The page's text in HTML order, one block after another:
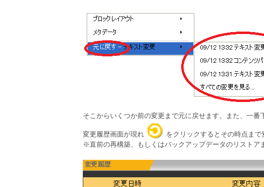
そこからいくつか前の変更まで元に戻せます。また、一
変更履歴画面が現れ
をクリックするとその時点まで
※直前の再構築、もしくはバックアップデータのリストア
CMSクラウドHP楽々専科・不動産業
テンプレート
CMS